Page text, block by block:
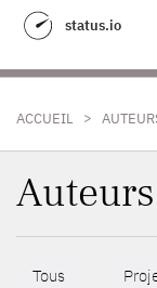
status.io
ACCUEIL >
Auteurs
Tous